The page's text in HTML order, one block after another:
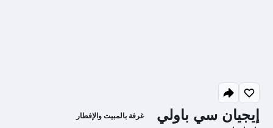
إيجيان سي باولي غرفة بالمبيت والإفطار